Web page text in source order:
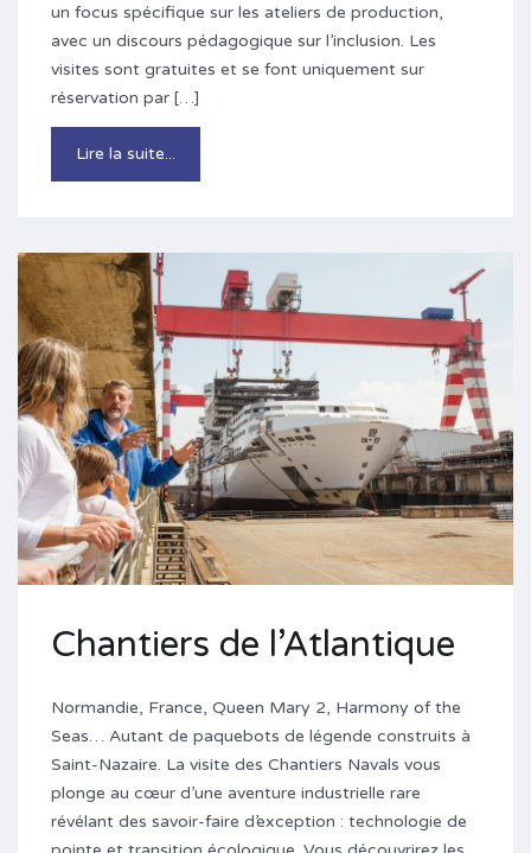
un focus spécifique sur les ateliers de production,
avec un discours pédagogique sur l’inclusion. Les
visites sont gratuites et se font uniquement sur
réservation par […]
Lire la suite...
Chantiers de l’Atlantique
Normandie, France, Queen Mary 2, Harmony of the
Seas… Autant de paquebots de légende construits à
Saint-Nazaire. La visite des Chantiers Navals vous
plonge au cœur d’une aventure industrielle rare
révélant des savoir-faire d’exception : technologie de